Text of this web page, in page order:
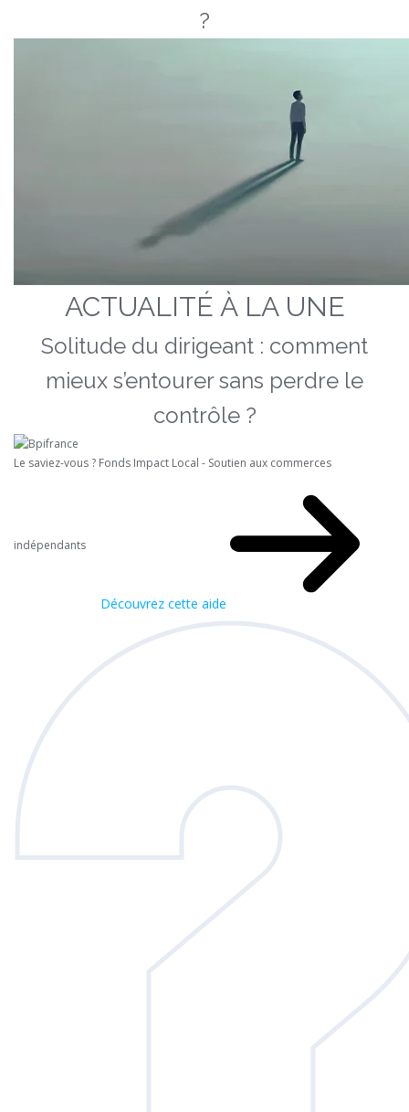
?
ACTUALITÉ À LA UNE
Solitude du dirigeant : comment
mieux s’entourer sans perdre le
contrôle ?
Le saviez-vous ? Fonds Impact Local - Soutien aux commerces
indépendants
Découvrez cette aide